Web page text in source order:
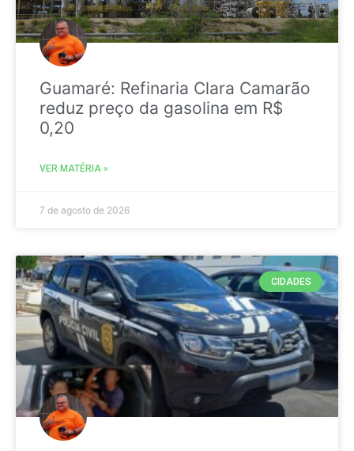
Guamaré: Refinaria Clara Camarão
reduz preço da gasolina em R$
0,20
VER MATÉRIA »
7 de agosto de 2026
CIDADES